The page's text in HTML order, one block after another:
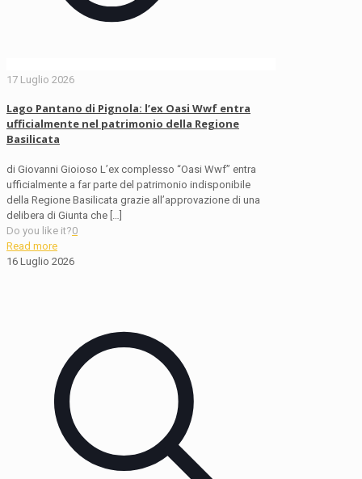
17 Luglio 2026
Lago Pantano di Pignola: l’ex Oasi Wwf entra
ufficialmente nel patrimonio della Regione
Basilicata
di Giovanni Gioioso L’ex complesso “Oasi Wwf” entra
ufficialmente a far parte del patrimonio indisponibile
della Regione Basilicata grazie all’approvazione di una
delibera di Giunta che […]
Do you like it?0
Read more
16 Luglio 2026